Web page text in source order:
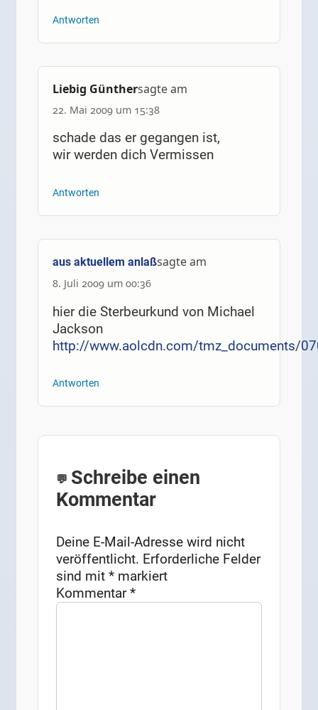
Antworten
Liebig Günthersagte am
22. Mai 2009 um 15:38
schade das er gegangen ist,
wir werden dich Vermissen
Antworten
aus aktuellem anlaßsagte am
8. Juli 2009 um 00:36
hier die Sterbeurkund von Michael
Jackson
http://www.aolcdn.com/tmz_documents/
Antworten
Schreibe einen
Kommentar
Deine E-Mail-Adresse wird nicht
veröffentlicht. Erforderliche Felder
sind mit* markiert
Kommentar*